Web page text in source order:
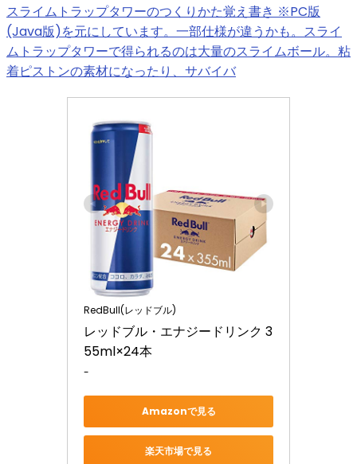
スライムトラップタワーのつくりかた覚え書き ※PC版
(Java版)を元にしています。一部仕様が違うかも。スライ
ムトラップタワーで得られるのは大量のスライムボール。粘
着ピストンの素材になったり、サバイバ
RedBull(レッドブル)
レッドブル・エナジードリンク 3
55ml×24本
-
Amazonで見る
楽天市場で見る